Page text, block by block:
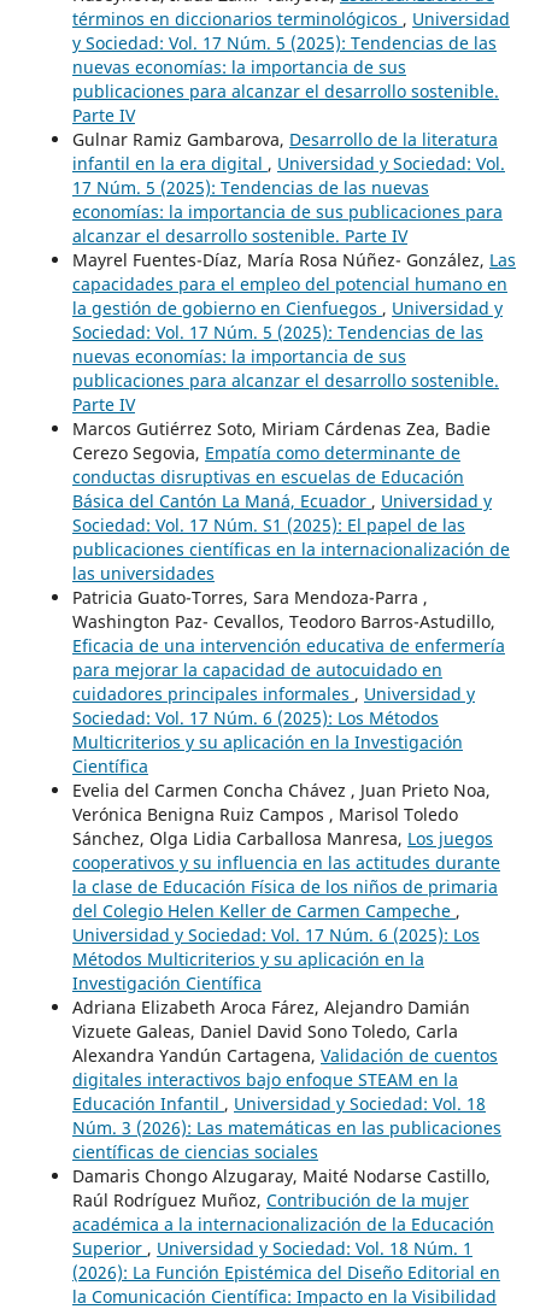
términos en diccionarios terminológicos , Universidad
y Sociedad: Vol. 17 Núm. 5 (2025): Tendencias de las
nuevas economías: la importancia de sus
publicaciones para alcanzar el desarrollo sostenible.
Parte IV
Gulnar Ramiz Gambarova, Desarrollo de la literatura
infantil en la era digital , Universidad y Sociedad: Vol.
17 Núm. 5 (2025): Tendencias de las nuevas
economías: la importancia de sus publicaciones para
alcanzar el desarrollo sostenible. Parte IV
Mayrel Fuentes-Díaz, María Rosa Núñez- González, Las
capacidades para el empleo del potencial humano en
la gestión de gobierno en Cienfuegos , Universidad y
Sociedad: Vol. 17 Núm. 5 (2025): Tendencias de las
nuevas economías: la importancia de sus
publicaciones para alcanzar el desarrollo sostenible.
Parte IV
Marcos Gutiérrez Soto, Miriam Cárdenas Zea, Badie
Cerezo Segovia, Empatía como determinante de
conductas disruptivas en escuelas de Educación
Básica del Cantón La Maná, Ecuador , Universidad y
Sociedad: Vol. 17 Núm. S1 (2025): El papel de las
publicaciones científicas en la internacionalización de
las universidades
Patricia Guato-Torres, Sara Mendoza-Parra ,
Washington Paz- Cevallos, Teodoro Barros-Astudillo,
Eficacia de una intervención educativa de enfermería
para mejorar la capacidad de autocuidado en
cuidadores principales informales , Universidad y
Sociedad: Vol. 17 Núm. 6 (2025): Los Métodos
Multicriterios y su aplicación en la Investigación
Científica
Evelia del Carmen Concha Chávez , Juan Prieto Noa,
Verónica Benigna Ruiz Campos , Marisol Toledo
Sánchez, Olga Lidia Carballosa Manresa, Los juegos
cooperativos y su influencia en las actitudes durante
la clase de Educación Física de los niños de primaria
del Colegio Helen Keller de Carmen Campeche ,
Universidad y Sociedad: Vol. 17 Núm. 6 (2025): Los
Métodos Multicriterios y su aplicación en la
Investigación Científica
Adriana Elizabeth Aroca Fárez, Alejandro Damián
Vizuete Galeas, Daniel David Sono Toledo, Carla
Alexandra Yandún Cartagena, Validación de cuentos
digitales interactivos bajo enfoque STEAM en la
Educación Infantil , Universidad y Sociedad: Vol. 18
Núm. 3 (2026): Las matemáticas en las publicaciones
científicas de ciencias sociales
Damaris Chongo Alzugaray, Maité Nodarse Castillo,
Raúl Rodríguez Muñoz, Contribución de la mujer
académica a la internacionalización de la Educación
Superior , Universidad y Sociedad: Vol. 18 Núm. 1
(2026): La Función Epistémica del Diseño Editorial en
la Comunicación Científica: Impacto en la Visibilidad